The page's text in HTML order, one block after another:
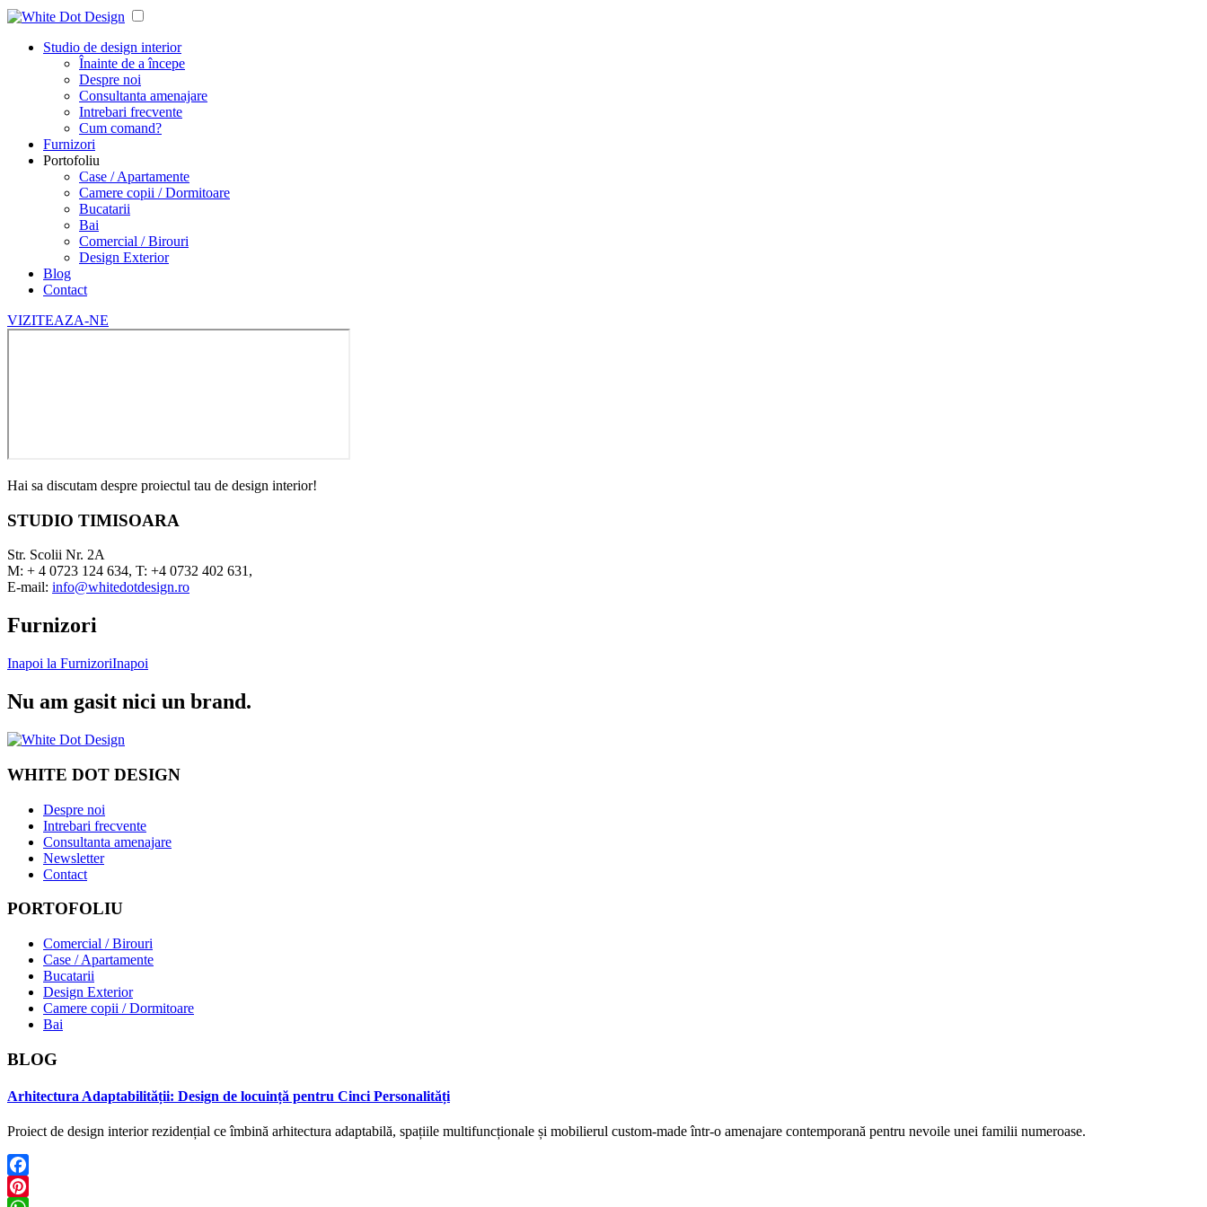
Studio de design interior
Înainte de a începe
Despre noi
Consultanta amenajare
Intrebari frecvente
Cum comand?
Furnizori
Portofoliu
Case / Apartamente
Camere copii / Dormitoare
Bucatarii
Bai
Comercial / Birouri
Design Exterior
Blog
Contact
VIZITEAZA-NE
Hai sa discutam despre proiectul tau de design interior!
STUDIO TIMISOARA
Str. Scolii Nr. 2A
M: + 4 0723 124 634, T: +4 0732 402 631,
E-mail: info@whitedotdesign.ro
Furnizori
Inapoi la FurnizoriInapoi
Nu am gasit nici un brand.
WHITE DOT DESIGN
Despre noi
Intrebari frecvente
Consultanta amenajare
Newsletter
Contact
PORTOFOLIU
Comercial / Birouri
Case / Apartamente
Bucatarii
Design Exterior
Camere copii / Dormitoare
Bai
BLOG
Arhitectura Adaptabilității: Design de locuință pentru Cinci Personalități
Proiect de design interior rezidențial ce îmbină arhitectura adaptabilă, spațiile multifuncționale și mobilierul custom-made într-o amenajare contemporană pentru nevoile unei familii numeroase.
Facebook